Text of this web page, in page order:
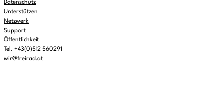
Datenschutz
Unterstützen
Netzwerk
Support
Öffentlichkeit
Tel. +43(0)512 560291
wir@freirad.at